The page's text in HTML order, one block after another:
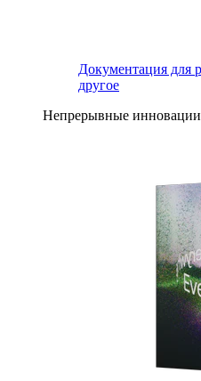
Документация для
другое
Непрерывные инновации